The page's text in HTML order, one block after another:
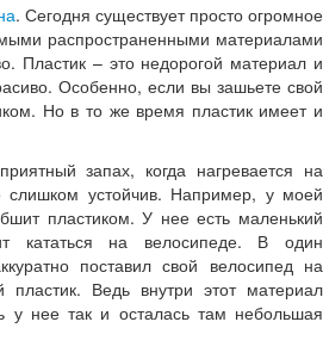
. Сегодня существует просто огромное
распространенными материалами
Пластик – это недорогой материал и
Особенно, если вы зашьете свой
Но в то же время пластик имеет и
запах, когда нагревается на
устойчив. Например, у моей
пластиком. У нее есть маленький
кататься на велосипеде. В один
поставил свой велосипед на
Ведь внутри этот материал
у нее так и осталась там небольшая